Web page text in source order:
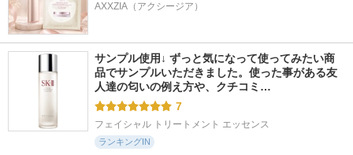
AXXZIA（アクシージア）
サンプル使用↓ ずっと気になって使ってみたい商
品でサンプルいただきました。使った事がある友
人達の匂いの例え方や、クチコミ…
7
フェイシャル トリートメント エッセンス
ランキングIN